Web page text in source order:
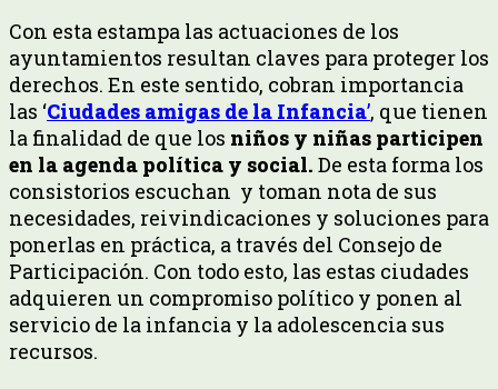
Con esta estampa las actuaciones de los
ayuntamientos resultan claves para proteger los
derechos. En este sentido, cobran importancia
las ‘Ciudades amigas de la Infancia’, que tienen
la finalidad de que los niños y niñas participen
en la agenda política y social. De esta forma los
consistorios escuchan y toman nota de sus
necesidades, reivindicaciones y soluciones para
ponerlas en práctica, a través del Consejo de
Participación. Con todo esto, las estas ciudades
adquieren un compromiso político y ponen al
servicio de la infancia y la adolescencia sus
recursos.